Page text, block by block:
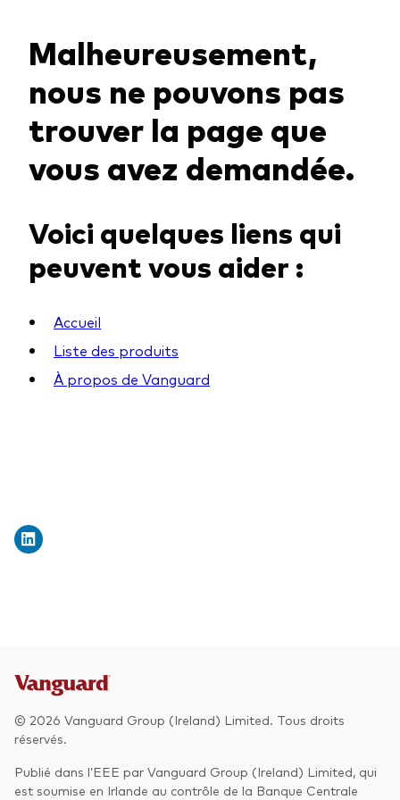
Voir les produits par type
Actions
ETFs
Fonds commun de placement
Gestion passive
Marché monétaire
Fonds indiciels
Obligations active
Comment investir avec nous
Investir avec Vanguard
Événements et webinaires
Analyse de l'exposition aux indices
Malheureusement,
nous ne pouvons pas
trouver la page que
vous avez demandée.
Voici quelques liens qui
peuvent vous aider :
Accueil
Liste des produits
À propos de Vanguard
© 2026 Vanguard Group (Ireland) Limited. Tous droits
réservés.
Publié dans l’EEE par Vanguard Group (Ireland) Limited, qui
est soumise en Irlande au contrôle de la Banque Centrale